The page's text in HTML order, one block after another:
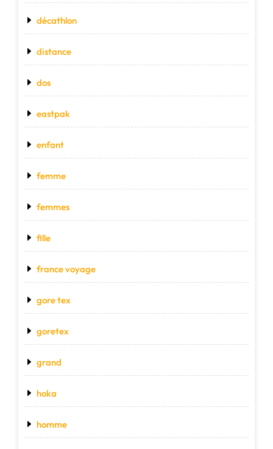
décathlon
distance
dos
eastpak
enfant
femme
femmes
fille
france voyage
gore tex
goretex
grand
hoka
homme